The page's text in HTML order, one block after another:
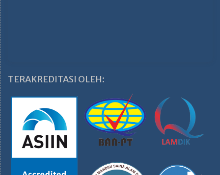
TERAKREDITASI OLEH: